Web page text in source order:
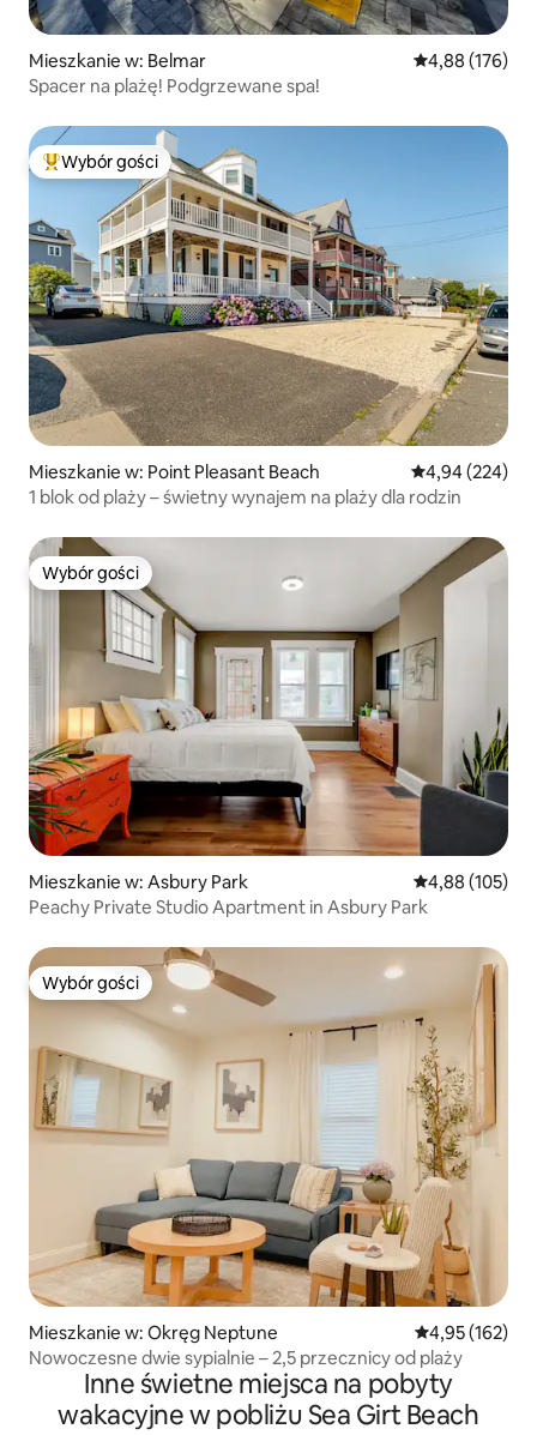
Mieszkanie w: Belmar Średnia
4,88 (176)
Spacer na plażę! Podgrzewane spa!
Najpopularniejsze z kategorii Wybór gości
Wybór gości
Mieszkanie w: Point Pleasant Beach Średnia
4,94 (224)
1 blok od plaży – świetny wynajem na plaży dla rodzin
Wybór gości
Wybór gości
Mieszkanie w: Asbury Park Średnia
4,88 (105)
Peachy Private Studio Apartment in Asbury Park
Wybór gości
Wybór gości
Mieszkanie w: Okręg Neptune Średnia
4,95 (162)
Nowoczesne dwie sypialnie – 2,5 przecznicy od plaży
Inne świetne miejsca na pobyty
wakacyjne w pobliżu Sea Girt Beach